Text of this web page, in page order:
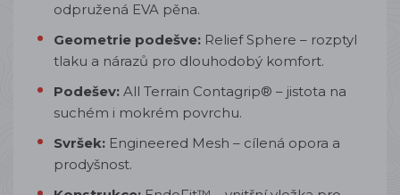
odpružená EVA pěna.
Geometrie podešve: Relief Sphere – rozptyl
tlaku a nárazů pro dlouhodobý komfort.
Podešev: All Terrain Contagrip® – jistota na
suchém i mokrém povrchu.
Svršek: Engineered Mesh – cílená opora a
prodyšnost.